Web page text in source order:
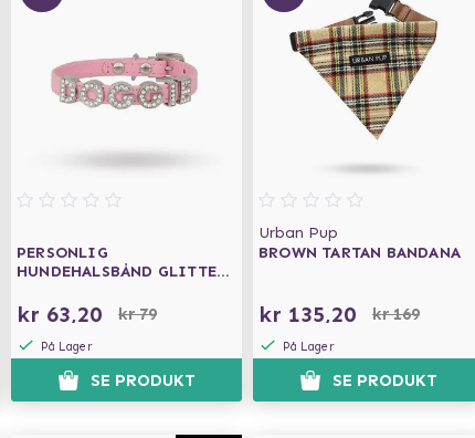
PERSONLIG
HUNDEHALSBÅND GLITTER
kr 63,20 kr 79
På Lager
SE PRODUKT
Urban Pup
BROWN TARTAN BANDANA
kr 135,20 kr 169
På Lager
SE PRODUKT